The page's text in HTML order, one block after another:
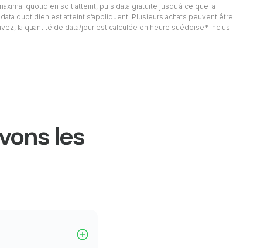
quotidien soit atteint, puis data gratuite jusqu’à ce que la
quotidien est atteint s’appliquent. Plusieurs achats peuvent être
la quantité de data/jour est calculée en heure suédoise* Inclus
les